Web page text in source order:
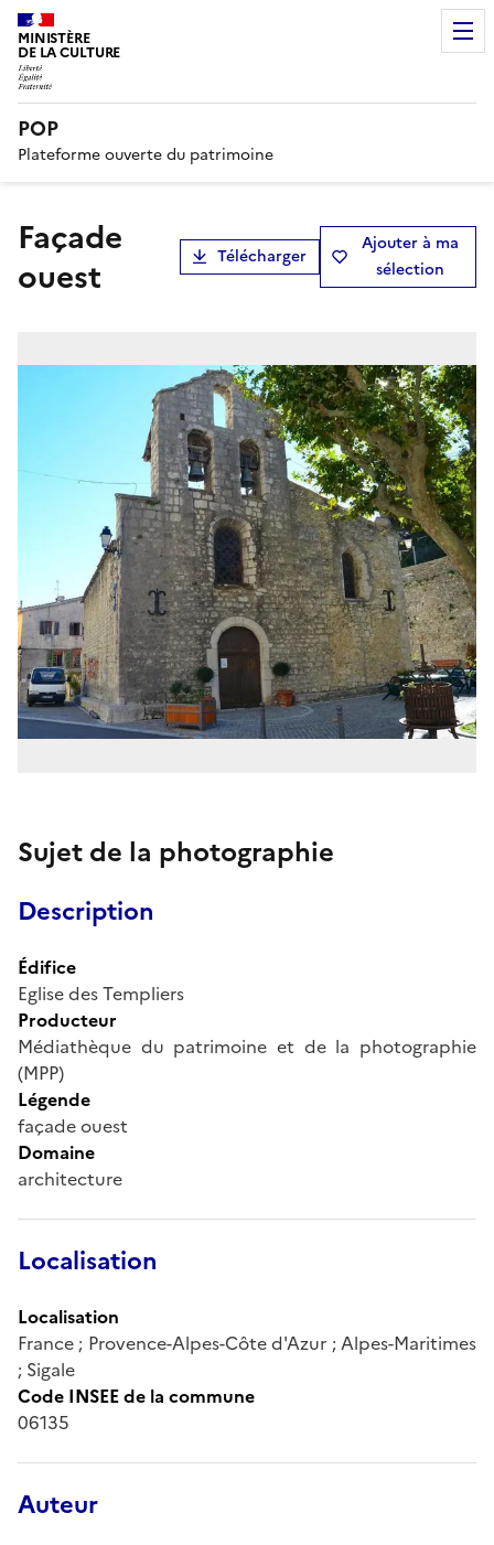
MINISTÈRE
DE LA CULTURE
POP
Plateforme ouverte du patrimoine
façade
ouest
Télécharger
Ajouter à ma
sélection
Sujet de la photographie
Description
Édifice
Eglise des Templiers
Producteur
Médiathèque du patrimoine et de la photographie
(MPP)
Légende
façade ouest
Domaine
architecture
Localisation
Localisation
France ; Provence-Alpes-Côte d'Azur ; Alpes-Maritimes
; Sigale
Code INSEE de la commune
06135
Auteur